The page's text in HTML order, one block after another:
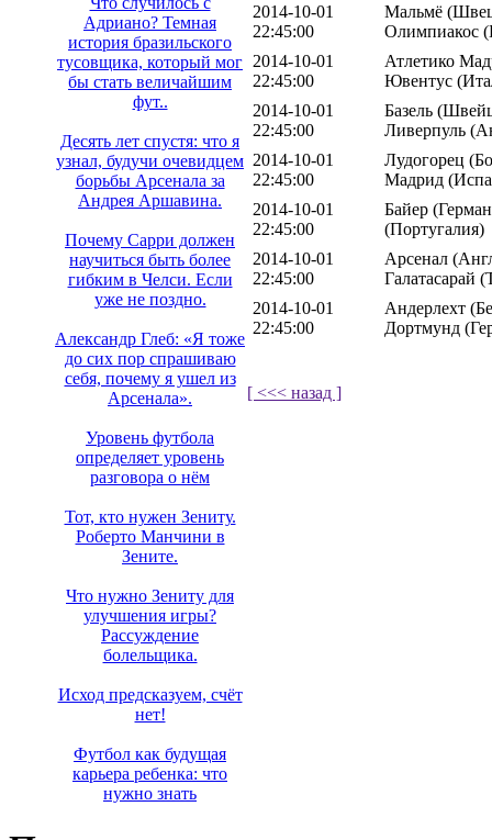
Адриано? Темная
история бразильского
тусовщика, который мог
бы стать величайшим
фут..
Десять лет спустя: что я
узнал, будучи очевидцем
борьбы Арсенала за
Андрея Аршавина.
Почему Сарри должен
научиться быть более
гибким в Челси. Если
уже не поздно.
Александр Глеб: «Я тоже
до сих пор спрашиваю
себя, почему я ушел из
Арсенала».
Уровень футбола
определяет уровень
разговора о нём
Тот, кто нужен Зениту.
Роберто Манчини в
Зените.
Что нужно Зениту для
улучшения игры?
Рассуждение
болельщика.
Исход предсказуем, счёт
нет!
Футбол как будущая
карьера ребенка: что
нужно знать
2014-10-01
22:45:00
Мальмё
Олимпиакос
2014-10-01
22:45:00
Атлетико
Ювентус
2014-10-01
22:45:00
Базель
Ливерпуль
2014-10-01
22:45:00
Лудогорец
Мадрид
2014-10-01
22:45:00
Байер
(Португалия)
2014-10-01
22:45:00
Арсенал
Галатасарай
2014-10-01
22:45:00
Андерлехт
Дортмунд
[ <<< назад ]